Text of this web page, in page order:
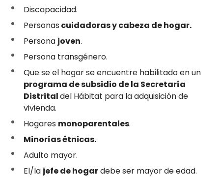
Discapacidad.
Personas cuidadoras y cabeza de hogar.
Persona joven.
Persona transgénero.
Que se el hogar se encuentre habilitado en un
programa de subsidio de la Secretaría
Distritaldel Hábitat para la adquisición de
vivienda.
Hogares monoparentales.
Minorías étnicas.
Adulto mayor.
El/la jefe de hogardebe ser mayor de edad.